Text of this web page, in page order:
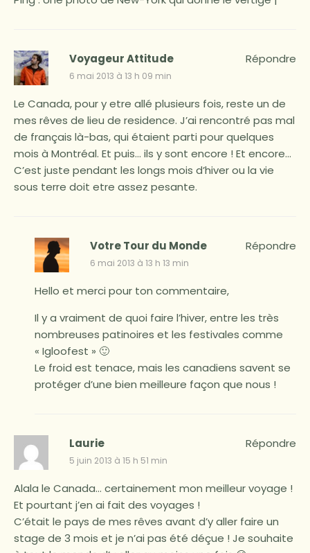
Voyageur Attitude
6 mai 2013 à 13 h 09 min
Le Canada, pour y etre allé plusieurs fois, reste un de
mes rêves de lieu de residence. J’ai rencontré pas mal
de français là-bas, qui étaient parti pour quelques
mois à Montréal. Et puis… ils y sont encore ! Et encore…
C’est juste pendant les longs mois d’hiver ou la vie
sous terre doit etre assez pesante.
Répondre
Votre Tour du Monde
6 mai 2013 à 13 h 13 min
Hello et merci pour ton commentaire,
Il y a vraiment de quoi faire l’hiver, entre les très
nombreuses patinoires et les festivales comme
« Igloofest » 🙂
Le froid est tenace, mais les canadiens savent se
protéger d’une bien meilleure façon que nous !
Répondre
Laurie
5 juin 2013 à 15 h 51 min
Alala le Canada… certainement mon meilleur voyage !
Et pourtant j’en ai fait des voyages !
C’était le pays de mes rêves avant d’y aller faire un
stage de 3 mois et je n’ai pas été déçue ! Je souhaite
Répondre